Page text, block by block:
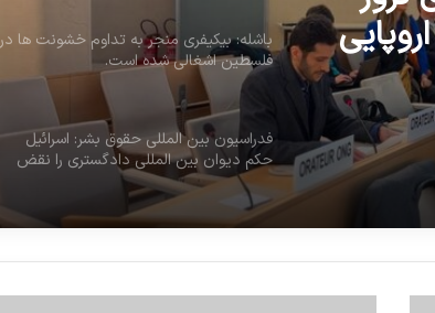
باشله: بیکیفری منجر به تداوم خشونت ها در
فلسطین اشغالی شده است.
فدراسیون بین المللی حقوق بشر: اسرائیل
حکم دیوان بین المللی دادگستری را نقض
نموده است
جهانی در موضوع جنایت جنگی